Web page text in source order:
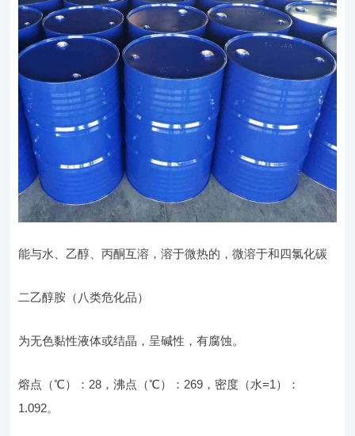
能与水、乙醇、丙酮互溶，溶于微热的，微溶于和四氯化碳
二乙醇胺（八类危化品）
为无色黏性液体或结晶，呈碱性，有腐蚀。
熔点（℃）：28，沸点（℃）：269，密度（水=1）：
1.092。